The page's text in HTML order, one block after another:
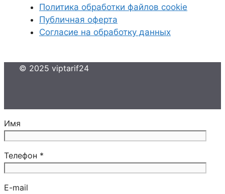
Политика обработки файлов cookie
Публичная оферта
Согласие на обработку данных
© 2025 viptarif24
Имя
Телефон *
E-mail